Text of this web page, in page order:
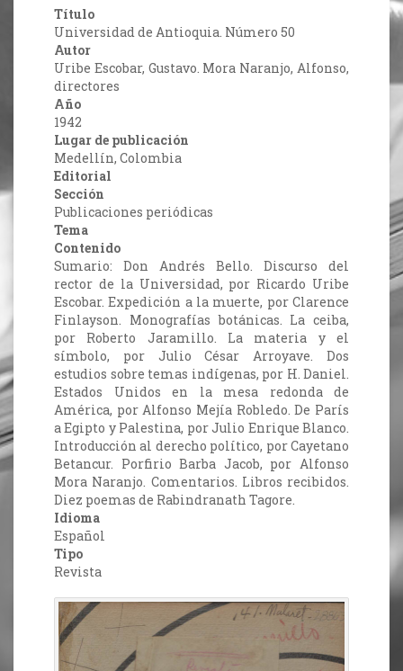
Título
Universidad de Antioquia. Número 50
Autor
Uribe Escobar, Gustavo. Mora Naranjo, Alfonso,
directores
Año
1942
Lugar de publicación
Medellín, Colombia
Editorial
Sección
Publicaciones periódicas
Tema
Contenido
Sumario: Don Andrés Bello. Discurso del
rector de la Universidad, por Ricardo Uribe
Escobar. Expedición a la muerte, por Clarence
Finlayson. Monografías botánicas. La ceiba,
por Roberto Jaramillo. La materia y el
símbolo, por Julio César Arroyave. Dos
estudios sobre temas indígenas, por H. Daniel.
Estados Unidos en la mesa redonda de
América, por Alfonso Mejía Robledo. De París
a Egipto y Palestina, por Julio Enrique Blanco.
Introducción al derecho político, por Cayetano
Betancur. Porfirio Barba Jacob, por Alfonso
Mora Naranjo. Comentarios. Libros recibidos.
Diez poemas de Rabindranath Tagore.
Idioma
Español
Tipo
Revista